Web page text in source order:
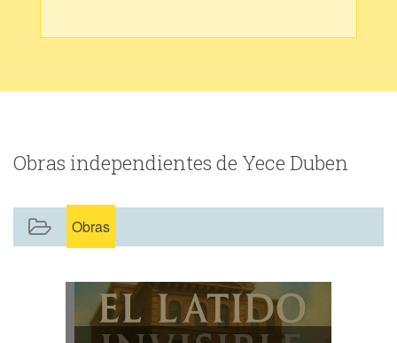
Obras independientes de Yece Duben
Obras